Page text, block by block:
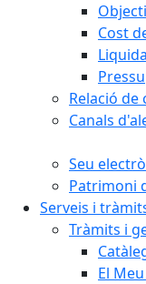
Cost
Relació de
Canals
Seu
Patrimoni
Serveis i
Tràmits i
El